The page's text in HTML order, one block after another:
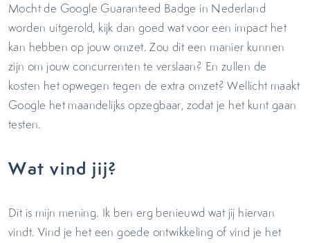
Mocht de Google Guaranteed Badge in Nederland
worden uitgerold, kijk dan goed wat voor een impact het
kan hebben op jouw omzet. Zou dit een manier kunnen
zijn om jouw concurrenten te verslaan? En zullen de
kosten het opwegen tegen de extra omzet? Wellicht maakt
Google het maandelijks opzegbaar, zodat je het kunt gaan
testen.
Wat vind jij?
Dit is mijn mening. Ik ben erg benieuwd wat jij hiervan
vindt. Vind je het een goede ontwikkeling of vind je het